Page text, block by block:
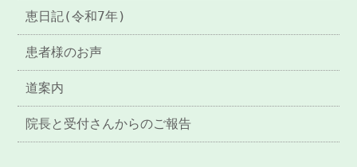
恵日記(令和7年)
患者様のお声
道案内
院長と受付さんからのご報告